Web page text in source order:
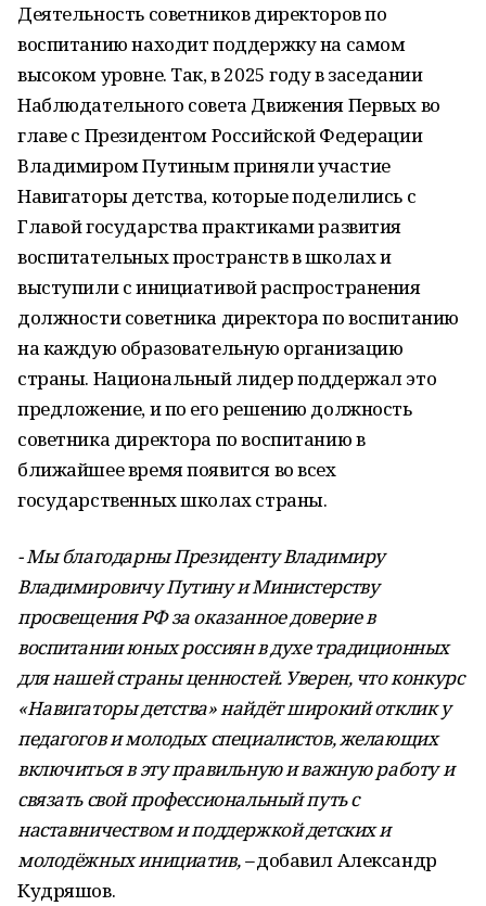
Деятельность советников директоров по
воспитанию находит поддержку на самом
высоком уровне. Так, в 2025 году в заседании
Наблюдательного совета Движения Первых во
главе с Президентом Российской Федерации
Владимиром Путиным приняли участие
Навигаторы детства, которые поделились с
Главой государства практиками развития
воспитательных пространств в школах и
выступили с инициативой распространения
должности советника директора по воспитанию
на каждую образовательную организацию
страны. Национальный лидер поддержал это
предложение, и по его решению должность
советника директора по воспитанию в
ближайшее время появится во всех
государственных школах страны.
- Мы благодарны Президенту Владимиру
Владимировичу Путину и Министерству
просвещения РФ за оказанное доверие в
воспитании юных россиян в духе традиционных
для нашей страны ценностей. Уверен, что конкурс
«Навигаторы детства» найдёт широкий отклик у
педагогов и молодых специалистов, желающих
включиться в эту правильную и важную работу и
связать свой профессиональный путь с
наставничеством и поддержкой детских и
молодёжных инициатив, –добавил Александр
Кудряшов.